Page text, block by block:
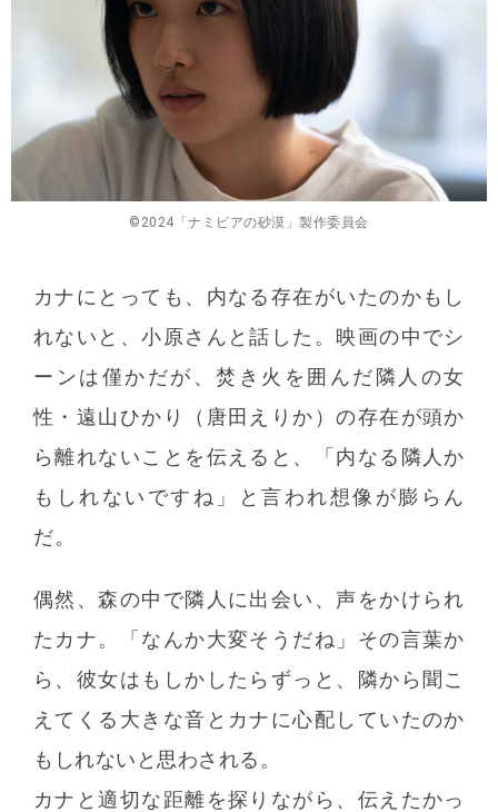
©︎2024「ナミビアの砂漠」製作委員会
カナにとっても、内なる存在がいたのかもし
れないと、小原さんと話した。映画の中でシ
ーンは僅かだが、焚き火を囲んだ隣人の女
性・遠山ひかり（唐田えりか）の存在が頭か
ら離れないことを伝えると、「内なる隣人か
もしれないですね」と言われ想像が膨らん
だ。
偶然、森の中で隣人に出会い、声をかけられ
たカナ。「なんか大変そうだね」その言葉か
ら、彼女はもしかしたらずっと、隣から聞こ
えてくる大きな音とカナに心配していたのか
もしれないと思わされる。
カナと適切な距離を探りながら、伝えたかっ